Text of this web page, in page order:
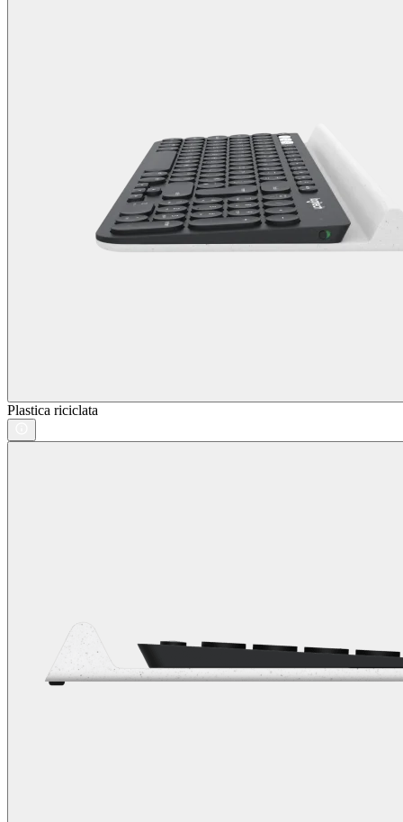
Plastica riciclata